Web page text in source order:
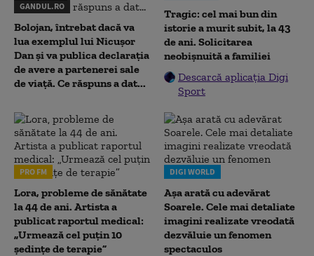
GANDUL.RO
Bolojan, întrebat dacă va
lua exemplul lui Nicușor
Dan și va publica declarația
de avere a partenerei sale
de viață. Ce răspuns a dat...
Tragic: cel mai bun din
istorie a murit subit, la 43
de ani. Solicitarea
neobișnuită a familiei
Descarcă aplicația Digi
Sport
PRO FM
Lora, probleme de sănătate
la 44 de ani. Artista a
publicat raportul medical:
„Urmează cel puțin 10
ședințe de terapie”
DIGI WORLD
Așa arată cu adevărat
Soarele. Cele mai detaliate
imagini realizate vreodată
dezvăluie un fenomen
spectaculos